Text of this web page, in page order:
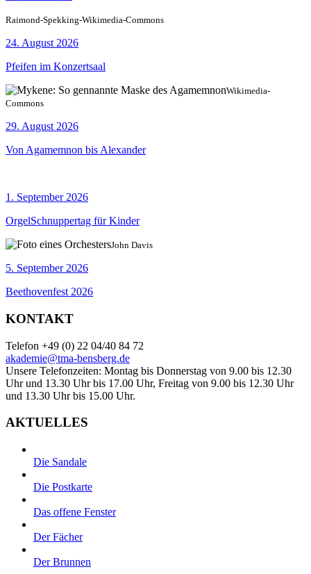
Raimond-Spekking-Wikimedia-Commons
24. August 2026
Pfeifen im Konzertsaal
Wikimedia-
Commons
29. August 2026
Von Agamemnon bis Alexander
1. September 2026
OrgelSchnuppertag für Kinder
John Davis
5. September 2026
Beethovenfest 2026
KONTAKT
Telefon +49 (0) 22 04/40 84 72
akademie@tma-bensberg.de
Unsere Telefonzeiten: Montag bis Donnerstag von 9.00 bis 12.30
Uhr und 13.30 Uhr bis 17.00 Uhr, Freitag von 9.00 bis 12.30 Uhr
und 13.30 Uhr bis 15.00 Uhr.
AKTUELLES
Die Sandale
Die Postkarte
Das offene Fenster
Der Fächer
Der Brunnen